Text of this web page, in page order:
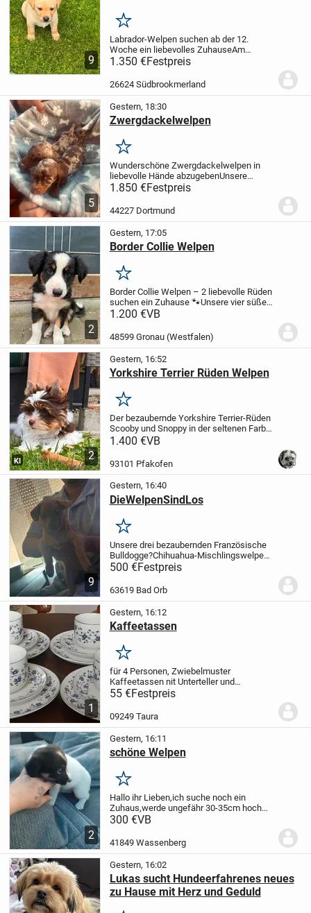
9
Merken
Labrador-Welpen suchen ab der 12.
Woche ein liebevolles ZuhauseAm
23.06.2026 hat unsere Labrador-Hündin 8
gesunde Welpen zur Welt gebracht – 4
Mädchen und 4 Rüden.Die Welpen
1.350 €Festpreis
26624 Südbrookmerland
5
Gestern, 18:30
Zwergdackelwelpen
Merken
Wunderschöne Zwergdackelwelpen in
liebevolle Hände abzugebenUnsere
bezaubernden Zwergdackelwelpen
wurden am 22.06.2026 geboren und
dürfen ab der 12. Lebenswoche in ihr
1.850 €Festpreis
44227 Dortmund
2
Gestern, 17:05
Border Collie Welpen
Merken
Border Collie Welpen – 2 liebevolle Rüden
suchen ein Zuhause 🐾Unsere vier süßen
Border-Collie-Rüden suchen ab der 12.
liebevolles Zuhause, in dem sie für
1.200 €VB
48599 Gronau (Westfalen)
2
KI
Gestern, 16:52
Yorkshire Terrier Rüden Welpen
Merken
Der bezaubernde Yorkshire Terrier-Rüden
Scooby und Snoppy in der seltenen Farbe
Schoko-Tan und Biro sind geb 08.05.2026
liebevolles Zuhause.
1.400 €VB
93101 Pfakofen
9
Gestern, 16:40
DieWelpenSindLos
Merken
Unsere drei bezaubernden Französische
Bulldogge?Chihuahua-Mischlingswelpen
wurden am 24.05.2026 geboren und
wachsen liebevoll in unserer Familie auf.
Es suchen 2 Weibchen und 1 Rüde ab
dem...
500 €Festpreis
63619 Bad Orb
1
Gestern, 16:12
Kaffeetassen
Merken
für 4 Personen, Zwiebelmuster
Kaffeetassen nit Unterteller und
Kuchenteller, sehr gutem Zustand. Eiteres
Zubehör auf Anfrage.
55 €Festpreis
09249 Taura
2
Gestern, 16:11
schöne Welpen
Merken
Hallo ihr Lieben,ich suche noch ein
Zuhaus,werde ungefähr 30-35cm hoch
und bin entwurmt. Meine Mama ist ein
Yocker.Bekomme Nassfutter sowie
Trockenfutter.Wenn ihr Fragen...
300 €VB
41849 Wassenberg
Gestern, 16:02
Lukas sucht Hundeerfahrenes neues
zu Hause mit Herz und Geduld